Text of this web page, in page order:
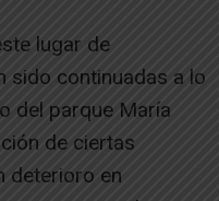
lugar de
sido continuadas a lo
del parque María
de ciertas
deterioro en